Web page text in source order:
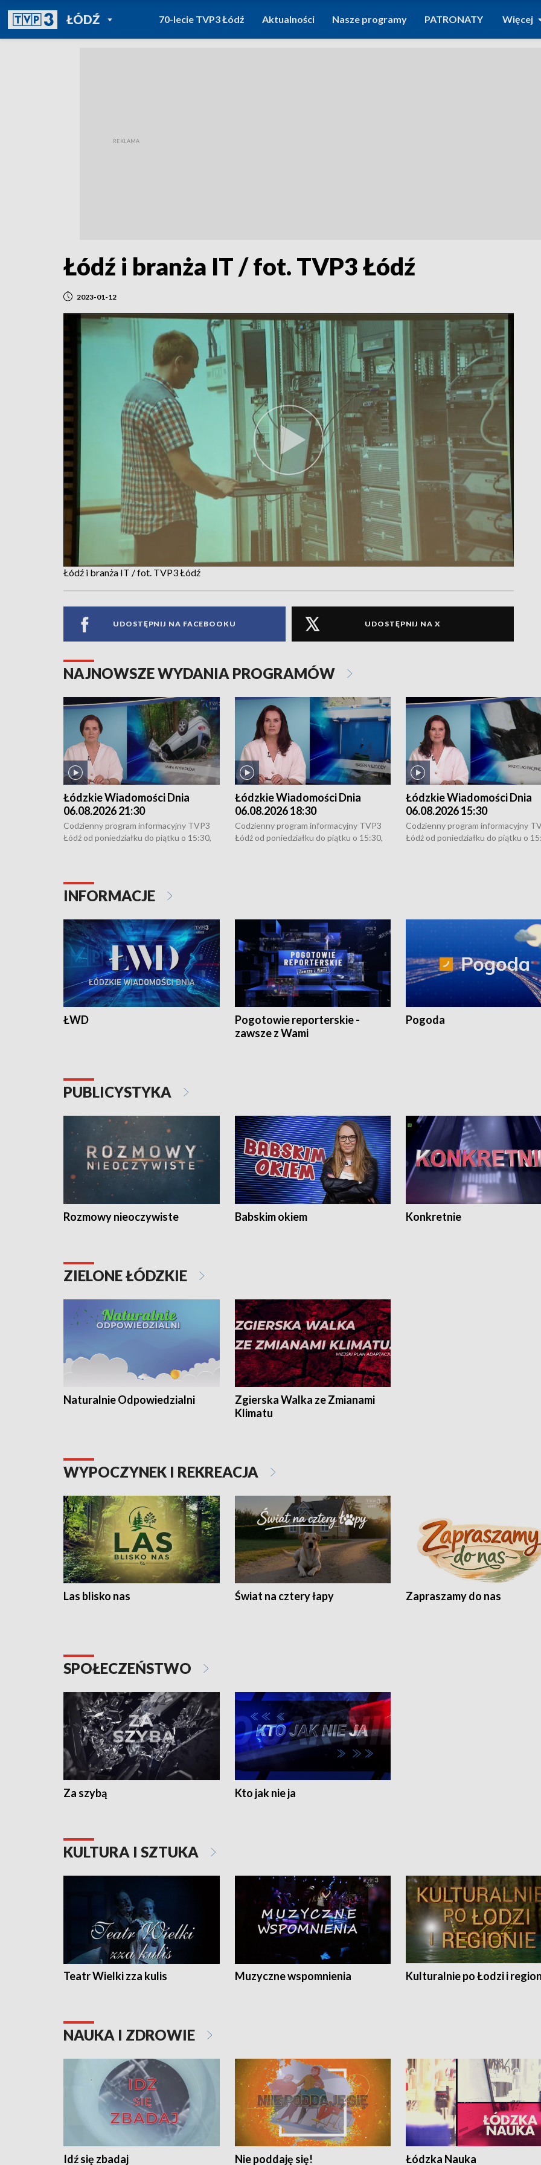
ŁÓDŹPOWRÓT DO
TVP REGIONY
70-lecie TVP3 Łódź Aktualności Nasze programy PATRONATY Więcej
Łódź i branża IT / fot. TVP3 Łódź
2023-01-12
Łódź i branża IT / fot. TVP3 Łódź
UDOSTĘPNIJ NA FACEBOOKU UDOSTĘPNIJ NA X
NAJNOWSZE WYDANIA PROGRAMÓW
Łódzkie Wiadomości Dnia
06.08.2026 21:30
Codzienny program informacyjny TVP3
Łódź od poniedziałku do piątku o 15:30,
Łódzkie Wiadomości Dnia
06.08.2026 18:30
Codzienny program informacyjny TVP3
Łódź od poniedziałku do piątku o 15:30,
Łódzkie Wiadomości Dnia
06.08.2026 15:30
Codzienny program informacyjny
Łódź od poniedziałku do piątku o
INFORMACJE
ŁWD
Pogotowie reporterskie -
zawsze z Wami
Pogoda
PUBLICYSTYKA
Rozmowy nieoczywiste Babskim okiem Konkretnie
ZIELONE ŁÓDZKIE
Naturalnie Odpowiedzialni
Zgierska Walka ze Zmianami
Klimatu
WYPOCZYNEK I REKREACJA
Las blisko nas Świat na cztery łapy Zapraszamy do nas
SPOŁECZEŃSTWO
Za szybą Kto jak nie ja
KULTURA I SZTUKA
Teatr Wielki zza kulis Muzyczne wspomnienia Kulturalnie po Łodzi i
NAUKA I ZDROWIE
Idź się zbadaj Nie poddaję się! Łódzka Nauka